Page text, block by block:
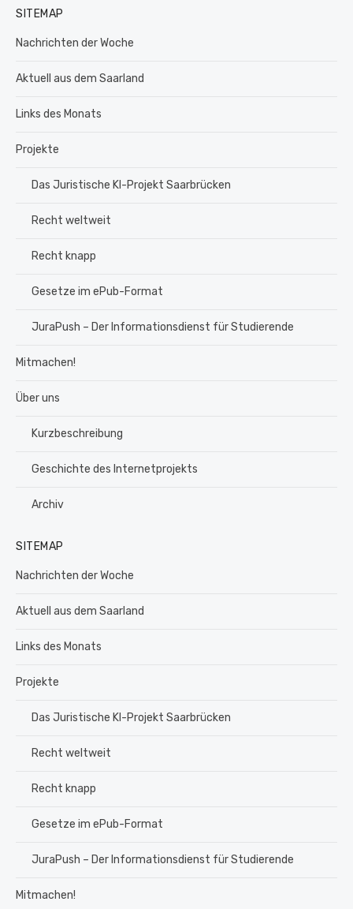
SITEMAP
Nachrichten der Woche
Aktuell aus dem Saarland
Links des Monats
Projekte
Das Juristische KI-Projekt Saarbrücken
Recht weltweit
Recht knapp
Gesetze im ePub-Format
JuraPush – Der Informationsdienst für Studierende
Mitmachen!
Über uns
Kurzbeschreibung
Geschichte des Internetprojekts
Archiv
SITEMAP
Nachrichten der Woche
Aktuell aus dem Saarland
Links des Monats
Projekte
Das Juristische KI-Projekt Saarbrücken
Recht weltweit
Recht knapp
Gesetze im ePub-Format
JuraPush – Der Informationsdienst für Studierende
Mitmachen!